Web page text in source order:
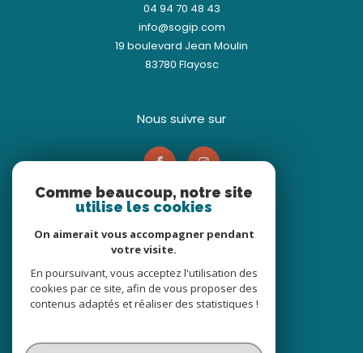
04 94 70 48 43
info@sogip.com
19 boulevard Jean Moulin
83780 Flayosc
nous suivre sur
Adhérents
Comme beaucoup, notre site
utilise les cookies
On aimerait vous accompagner pendant
votre visite.
En poursuivant, vous acceptez l'utilisation des
cookies par ce site, afin de vous proposer des
contenus adaptés et réaliser des statistiques !